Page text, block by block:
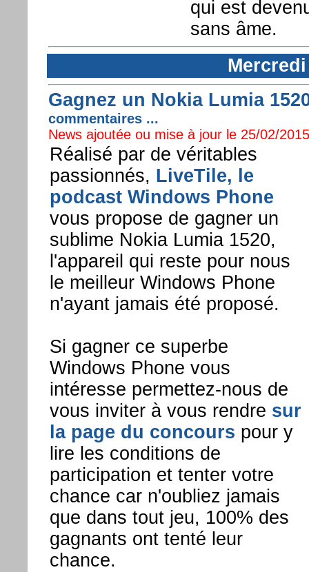
qui est
sans âme.
Gagnez un Nokia Lumia
commentaires ...
News ajoutée ou mise à jour le 25/02/
Réalisé par de véritables
passionnés, LiveTile, le
podcast Windows Phone
vous propose de gagner un
sublime Nokia Lumia 1520,
l'appareil qui reste pour nous
le meilleur Windows Phone
n'ayant jamais été proposé.
Si gagner ce superbe
Windows Phone vous
intéresse permettez-nous de
vous inviter à vous rendre sur
la page du concours pour y
lire les conditions de
participation et tenter votre
chance car n'oubliez jamais
que dans tout jeu, 100% des
gagnants ont tenté leur
chance.